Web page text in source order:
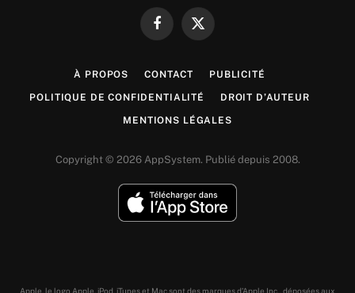
FacebookX
À PROPOS CONTACT PUBLICITÉ
POLITIQUE DE CONFIDENTIALITÉ DROIT D’AUTEUR
MENTIONS LÉGALES
Copyright © 2026 AppSystem. Publié depuis 2008.
Apple, le logo Apple, iPod, iTunes et Mac sont des marques d’Apple Inc., déposées aux